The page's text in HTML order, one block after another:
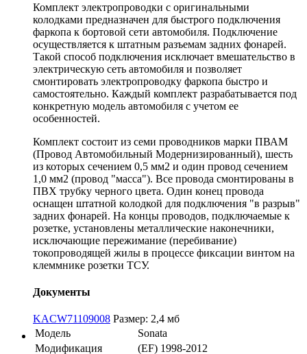
Комплект электропроводки с оригинальными
колодками предназначен для быстрого подключения
фаркопа к бортовой сети автомобиля. Подключение
осуществляется к штатным разъемам задних фонарей.
Такой способ подключения исключает вмешательство в
электрическую сеть автомобиля и позволяет
смонтировать электропроводку фаркопа быстро и
самостоятельно. Каждый комплект разрабатывается под
конкретную модель автомобиля с учетом ее
особенностей.
Комплект состоит из семи проводников марки ПВАМ
(Провод Автомобильный Модернизированный), шесть
из которых сечением 0,5 мм2 и один провод сечением
1,0 мм2 (провод "масса"). Все провода смонтированы в
ПВХ трубку черного цвета. Один конец провода
оснащен штатной колодкой для подключения "в разрыв"
задних фонарей. На концы проводов, подключаемые к
розетке, установлены металлические наконечники,
исключающие пережимание (перебивание)
токопроводящей жилы в процессе фиксации винтом на
клеммнике розетки ТСУ.
Документы
KACW71109008 Размер: 2,4 мб
Модель
Sonata
Модификация
(EF) 1998-2012